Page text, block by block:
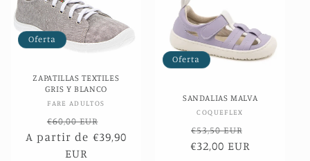
Oferta
ZAPATILLAS TEXTILES
GRIS Y BLANCO
Proveedor:
FARE ADULTOS
Precio
habitual
€60,00 EUR
de
A partir de €39,90
EUR
Oferta
SANDALIAS MALVA
Proveedor:
COQUEFLEX
Precio
habitual
€53,50 EUR
€32,00 EUR